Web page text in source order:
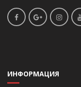
ИНФОРМАЦИЯ